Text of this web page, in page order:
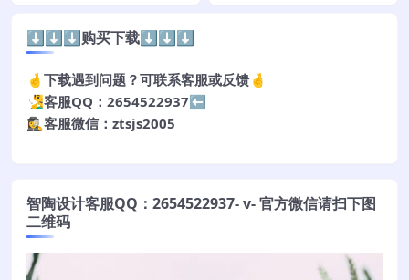
⬇️⬇️⬇️购买下载⬇️⬇️⬇️
🤞下载遇到问题？可联系客服或反馈🤞
🧏‍♂️客服QQ：2654522937⬅️
🕵️‍♀️客服微信：ztsjs2005
智陶设计客服QQ：2654522937- v- 官方微信请扫下图
二维码